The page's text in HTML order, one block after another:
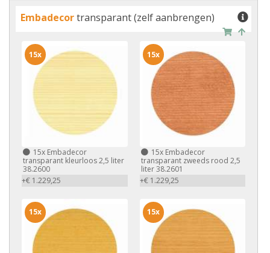
Embadecortransparant (zelf aanbrengen)
15x Embadecor
transparant kleurloos 2,5 liter
38.2600
+€ 1.229,25
15x
15xEmbadecor
transparant zweeds rood 2,5
liter 38.2601
+€ 1.229,25
15x
15x 15x